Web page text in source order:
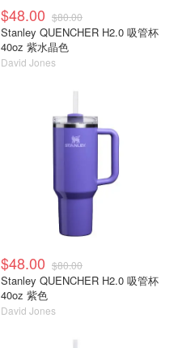
$48.00 $80.00
Stanley QUENCHER H2.0 吸管杯
40oz 紫水晶色
David Jones
$48.00 $80.00
Stanley QUENCHER H2.0 吸管杯
40oz 紫色
David Jones